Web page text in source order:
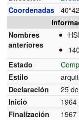
Coordenadas
Nombres
anteriores
Estado
Estilo
Declaración 25
Inicio 1964
Finalización 1967